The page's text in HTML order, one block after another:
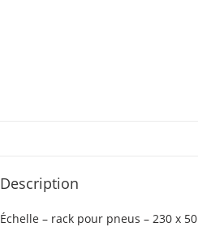
Description
Échelle – rack pour pneus – 230 x 50